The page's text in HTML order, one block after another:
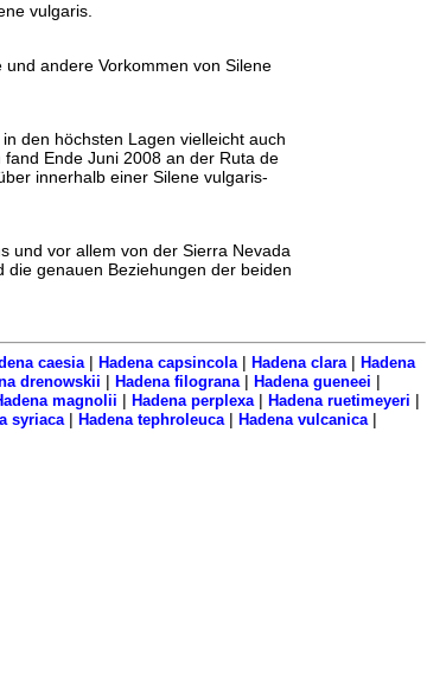
vulgaris.
andere Vorkommen von Silene
den höchsten Lagen vielleicht auch
Ende Juni 2008 an der Ruta de
innerhalb einer Silene vulgaris-
und vor allem von der Sierra Nevada
die genauen Beziehungen der beiden
caesia| Hadena capsincola| Hadena clara| Hadena
drenowskii | Hadena filograna| Hadena gueneei |
magnolii | Hadena perplexa| Hadena ruetimeyeri |
syriaca| Hadena tephroleuca| Hadena vulcanica|